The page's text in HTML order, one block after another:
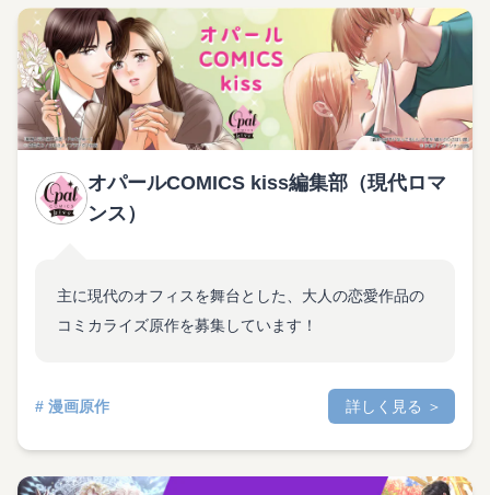
オパールCOMICS kiss編集部（現代ロマ
ンス）
主に現代のオフィスを舞台とした、大人の恋愛作品の
コミカライズ原作を募集しています！
# 漫画原作 詳しく見る ＞